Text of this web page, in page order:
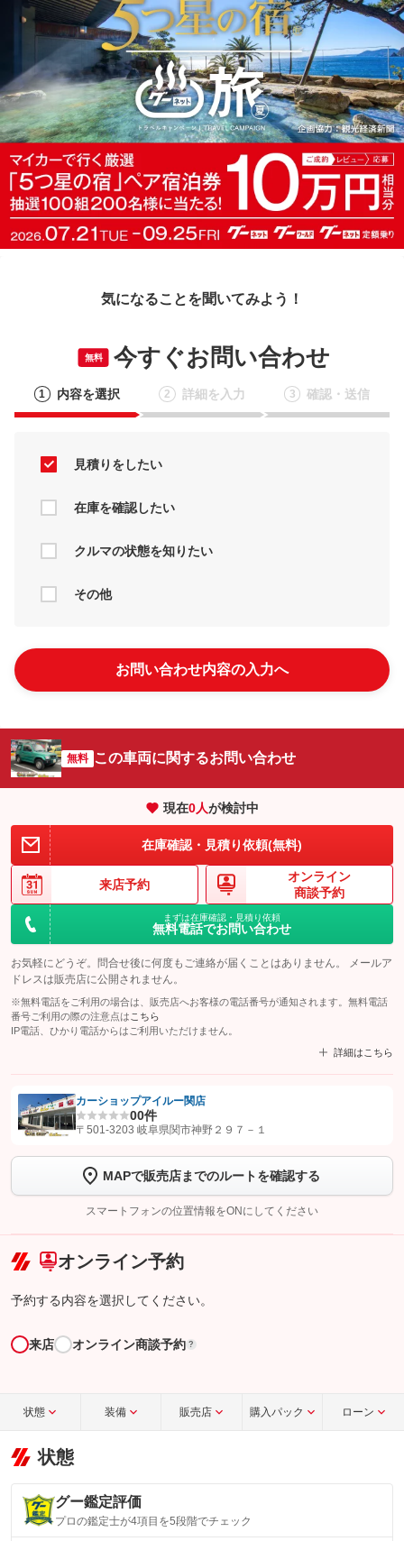
気になることを聞いてみよう！
無料 今すぐお問い合わせ
1 内容を選択 2 詳細を入力 3 確認・送信
見積りをしたい
在庫を確認したい
クルマの状態を知りたい
その他
お問い合わせ内容の入力へ
無料 この車両に関するお問い合わせ
現在0人が検討中
在庫確認・見積り依頼(無料)
来店予約
オンライン
商談予約
まずは在庫確認・見積り依頼
無料電話でお問い合わせ
お気軽にどうぞ。問合せ後に何度もご連絡が届くことはありません。 メールア
ドレスは販売店に公開されません。
※無料電話をご利用の場合は、販売店へお客様の電話番号が通知されます。無料電話
番号ご利用の際の注意点は こちら
IP電話、ひかり電話からはご利用いただけません。
詳細はこちら
【STEP1】認証画面でグーネットを友だち追加してから「許可する」ボタンを押
トーク画面で
ボタンをタップして問い合わせを
完了してください。
こちら
カーショップアイルー関店
00件
〒501-3203 岐阜県関市神野２９７－１
MAPで販売店までのルートを確認する
スマートフォンの位置情報をONにしてください
オンライン予約
予約する内容を選択してください。
来店 オンライン商談予約 ?
状態 装備 販売店 購入パック ローン
状態
グー鑑定評価
プロの鑑定士が4項目を5段階でチェック